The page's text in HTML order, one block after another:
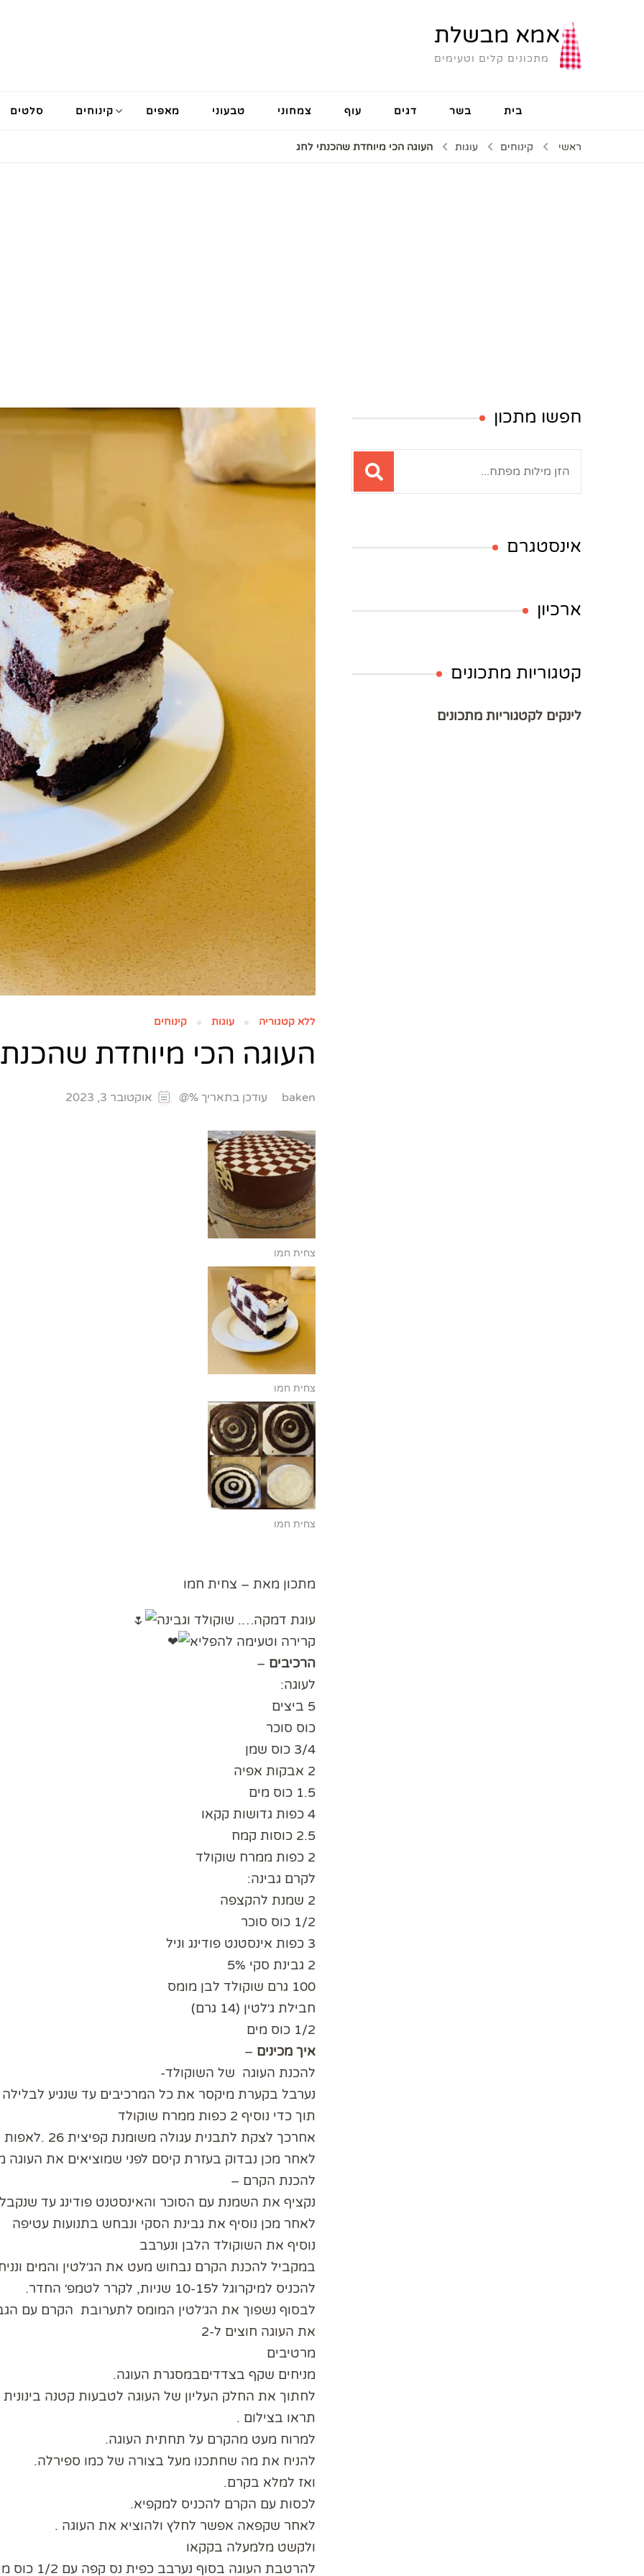
אמא מבשלת
מתכונים קלים וטעימים
בית בשר דגים עוף צמחוני טבעוני מאפים קינוחים סלטים
ראשי קינוחים עוגות העוגה הכי מיוחדת שהכנתי לחג
ללא קטגוריה עוגות קינוחים
העוגה הכי מיוחדת
baken עודכן בתאריך %@ אוקטובר 3, 2023
צחית חמו
צחית חמו
צחית חמו
מתכון מאת – צחית חמו
עוגת דמקה…. שוקולד וגבינה
קרירה וטעימה להפליא
הרכיבים –
לעוגה:
5 ביצים
כוס סוכר
3/4 כוס שמן
2 אבקות אפיה
1.5 כוס מים
4 כפות גדושות קקאו
2.5 כוסות קמח
2 כפות ממרח שוקולד
לקרם גבינה:
2 שמנת להקצפה
1/2 כוס סוכר
3 כפות אינסטנט פודינג וניל
2 גבינת סקי 5%
100 גרם שוקולד לבן מומס
חבילת ג׳לטין (14 גרם)
1/2 כוס מים
איך מכינים –
להכנת העוגה של השוקולד-
נערבל בקערת מיקסר את כל המרכיבים עד שנגיע
תוך כדי נוסיף 2 כפות ממרח שוקולד
אחרכך לצקת לתבנית עגולה משומנת קפיצית 26 .לאפות בחום של 180 מעלות למשך כ45 דקות בערך.
לאחר מכן נבדוק בעזרת קיסם לפני שמוציאים את העוגה
להכנת הקרם –
נקציף את השמנת עם הסוכר והאינסטנט פודינג עד
לאחר מכן נוסיף את גבינת הסקי ונבחש בתנועות עטיפה
נוסיף את השוקולד הלבן ונערבב
במקביל להכנת הקרם נבחוש מעט את הג׳לטין והמים
להכניס למיקרוגל ל10-15 שניות, לקרר לטמפ׳ החדר.
לבסוף נשפוך את הג׳לטין המומס לתערובת הקרם עם
את העוגה חוצים ל-2
מרטיבים
מניחים שקף בצדדיםבמסגרת העוגה.
לחתוך את החלק העליון של העוגה לטבעות קטנה בינונית
תראו בצילום .
למרוח מעט מהקרם על תחתית העוגה.
להניח את מה שחתכנו מעל בצורה של כמו ספירלה.
ואז למלא בקרם.
לכסות עם הקרם להכניס למקפיא.
לאחר שקפאה אפשר לחלץ ולהוציא את העוגה .
ולקשט מלמעלה בקקאו
להרטבת העוגה בסוף נערבב כפית נס קפה עם 1/2 כוס מים רותחים ונפזר לקישוט מלמעלה אבקת קקאו
חפשו מתכון
אינסטגרם
ארכיון
קטגוריות מתכונים
לינקים לקטגוריות מתכונים